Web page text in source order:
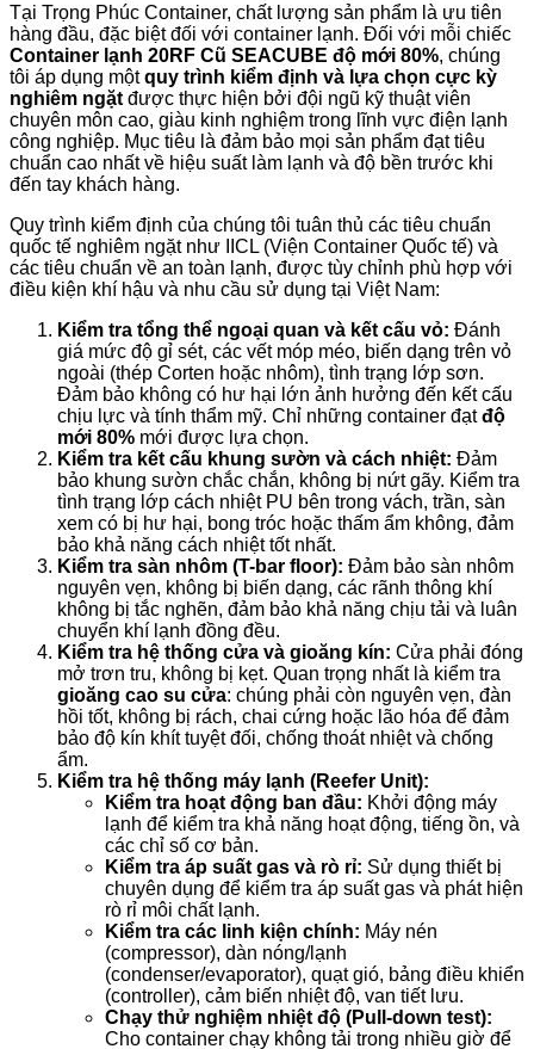
Tại Trọng Phúc Container, chất lượng sản phẩm là ưu tiên
hàng đầu, đặc biệt đối với container lạnh. Đối với mỗi chiếc
Container lạnh 20RF Cũ SEACUBE độ mới 80%, chúng
tôi áp dụng mộtquy trình kiểm định và lựa chọn cực kỳ
nghiêm ngặt được thực hiện bởi đội ngũ kỹ thuật viên
chuyên môn cao, giàu kinh nghiệm trong lĩnh vực điện lạnh
công nghiệp. Mục tiêu là đảm bảo mọi sản phẩm đạt tiêu
chuẩn cao nhất về hiệu suất làm lạnh và độ bền trước khi
đến tay khách hàng.
Quy trình kiểm định của chúng tôi tuân thủ các tiêu chuẩn
quốc tế nghiêm ngặt như IICL (Viện Container Quốc tế) và
các tiêu chuẩn về an toàn lạnh, được tùy chỉnh phù hợp với
điều kiện khí hậu và nhu cầu sử dụng tại Việt Nam:
Kiểm tra tổng thể ngoại quan và kết cấu vỏ: Đánh
giá mức độ gỉ sét, các vết móp méo, biến dạng trên vỏ
ngoài (thép Corten hoặc nhôm), tình trạng lớp sơn.
Đảm bảo không có hư hại lớn ảnh hưởng đến kết cấu
chịu lực và tính thẩm mỹ. Chỉ những container đạtđộ
mới 80% mới được lựa chọn.
Kiểm tra kết cấu khung sườn và cách nhiệt: Đảm
bảo khung sườn chắc chắn, không bị nứt gãy. Kiểm tra
tình trạng lớp cách nhiệt PU bên trong vách, trần, sàn
xem có bị hư hại, bong tróc hoặc thấm ẩm không, đảm
bảo khả năng cách nhiệt tốt nhất.
Kiểm tra sàn nhôm (T-bar floor): Đảm bảo sàn nhôm
nguyên vẹn, không bị biến dạng, các rãnh thông khí
không bị tắc nghẽn, đảm bảo khả năng chịu tải và luân
chuyển khí lạnh đồng đều.
Kiểm tra hệ thống cửa và gioăng kín: Cửa phải đóng
mở trơn tru, không bị kẹt. Quan trọng nhất là kiểm tra
gioăng cao su cửa: chúng phải còn nguyên vẹn, đàn
hồi tốt, không bị rách, chai cứng hoặc lão hóa để đảm
bảo độ kín khít tuyệt đối, chống thoát nhiệt và chống
ẩm.
Kiểm tra hệ thống máy lạnh (Reefer Unit):
Kiểm tra hoạt động ban đầu: Khởi động máy
lạnh để kiểm tra khả năng hoạt động, tiếng ồn, và
các chỉ số cơ bản.
Kiểm tra áp suất gas và rò rỉ: Sử dụng thiết bị
chuyên dụng để kiểm tra áp suất gas và phát hiện
rò rỉ môi chất lạnh.
Kiểm tra các linh kiện chính: Máy nén
(compressor), dàn nóng/lạnh
(condenser/evaporator), quạt gió, bảng điều khiển
(controller), cảm biến nhiệt độ, van tiết lưu.
Chạy thử nghiệm nhiệt độ (Pull-down test):
Cho container chạy không tải trong nhiều giờ để